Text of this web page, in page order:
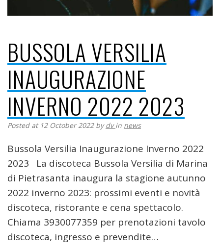
BUSSOLA VERSILIA
INAUGURAZIONE
INVERNO 2022 2023
Posted at 12 October 2022 bydvin news
Bussola Versilia Inaugurazione Inverno 2022
2023 La discoteca Bussola Versilia di Marina
di Pietrasanta inaugura la stagione autunno
2022 inverno 2023: prossimi eventi e novità
discoteca, ristorante e cena spettacolo.
Chiama 3930077359 per prenotazioni tavolo
discoteca, ingresso e prevendite…